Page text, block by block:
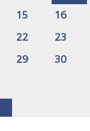
15
16
22
23
29
30